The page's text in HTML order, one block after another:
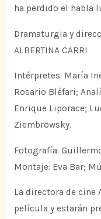
ha perdido el habla
Dramaturgia y
ALBERTINA CARRI
Intérpretes: María
Rosario Bléfari;
Enrique Liporace;
Ziembrowsky.
Fotografía:
Montaje: Eva Bar;
La directora de cine
película y estarán